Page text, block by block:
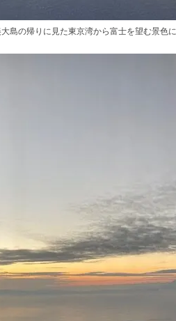
島の帰りに見た東京湾から富士を望む景色